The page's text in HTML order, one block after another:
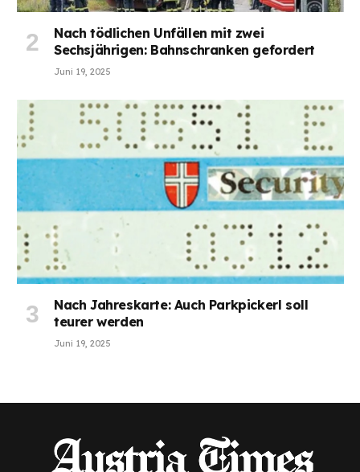
Nach tödlichen Unfällen mit zwei
Sechsjährigen: Bahnschranken gefordert
Juni 19, 2025
Nach Jahreskarte: Auch Parkpickerl soll
teurer werden
Juni 19, 2025